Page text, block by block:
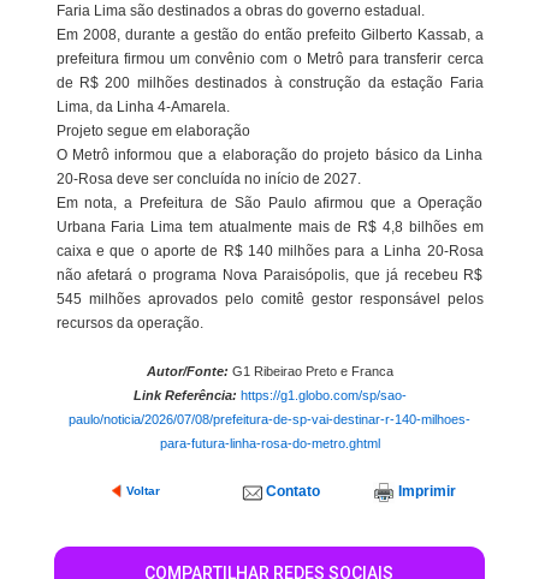
Faria Lima são destinados a obras do governo estadual.
Em 2008, durante a gestão do então prefeito Gilberto Kassab, a
prefeitura firmou um convênio com o Metrô para transferir cerca
de R$ 200 milhões destinados à construção da estação Faria
Lima, da Linha 4-Amarela.
Projeto segue em elaboração
O Metrô informou que a elaboração do projeto básico da Linha
20-Rosa deve ser concluída no início de 2027.
Em nota, a Prefeitura de São Paulo afirmou que a Operação
Urbana Faria Lima tem atualmente mais de R$ 4,8 bilhões em
caixa e que o aporte de R$ 140 milhões para a Linha 20-Rosa
não afetará o programa Nova Paraisópolis, que já recebeu R$
545 milhões aprovados pelo comitê gestor responsável pelos
recursos da operação.
Autor/Fonte: G1 Ribeirao Preto e Franca
Link Referência: https://g1.globo.com/sp/sao-
paulo/noticia/2026/07/08/prefeitura-de-sp-vai-destinar-r-140-milhoes-
para-futura-linha-rosa-do-metro.ghtml
Voltar Contato Imprimir
COMPARTILHAR REDES SOCIAIS